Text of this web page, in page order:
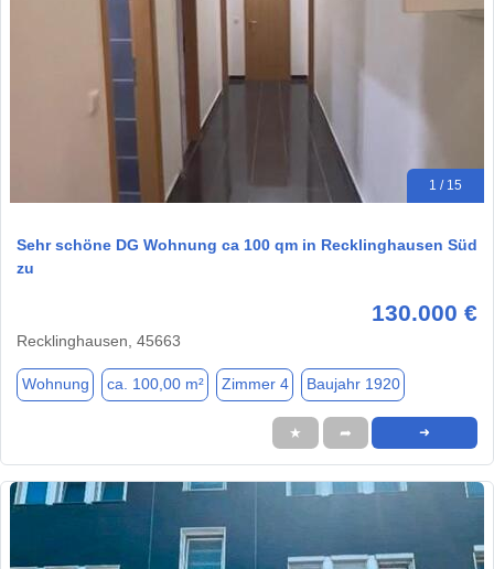
1 / 15
Sehr schöne DG Wohnung ca 100 qm in Recklinghausen Süd
zu
130.000 €
Recklinghausen, 45663
Wohnung ca. 100,00 m² Zimmer 4 Baujahr 1920
★ ➦ ➜